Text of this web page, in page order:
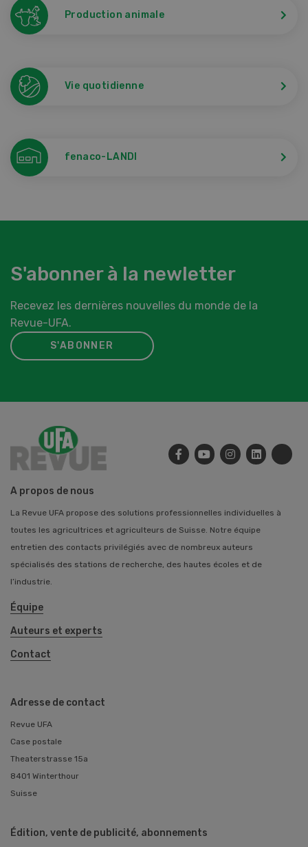
Production animale
Vie quotidienne
fenaco-LANDI
S'abonner à la newletter
Recevez les dernières nouvelles du monde de la
Revue-UFA.
S'ABONNER
A propos de nous
La Revue UFA propose des solutions professionnelles individuelles à
toutes les agricultrices et agriculteurs de Suisse. Notre équipe
entretien des contacts privilégiés avec de nombreux auteurs
spécialisés des stations de recherche, des hautes écoles et de
l’industrie.
Équipe
Auteurs et experts
Contact
Adresse de contact
Revue UFA
Case postale
Theaterstrasse 15a
8401 Winterthour
Suisse
Édition, vente de publicité, abonnements